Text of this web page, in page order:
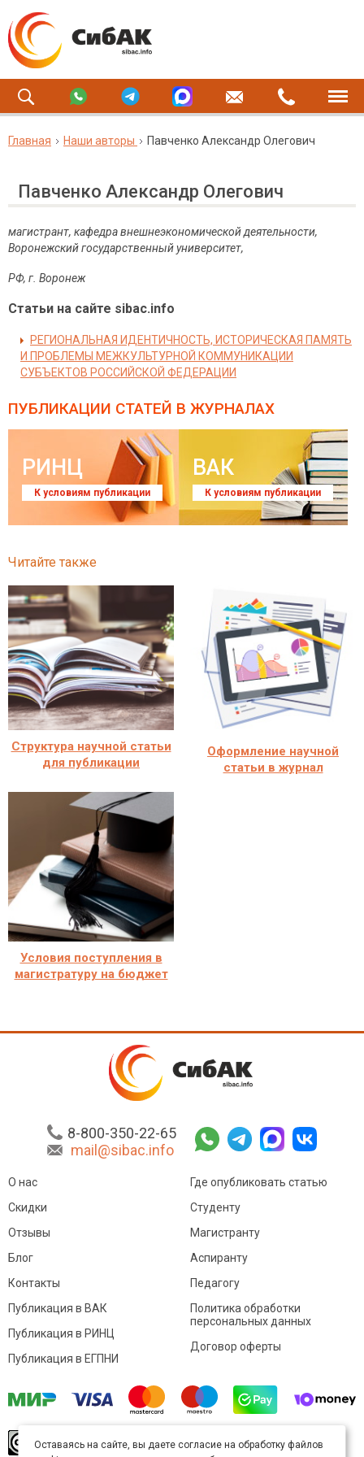
Главная Наши авторы Павченко Александр Олегович
Павченко Александр Олегович
магистрант, кафедра внешнеэкономической деятельности,
Воронежский государственный университет,
РФ, г. Воронеж
Статьи на сайте sibac.info
РЕГИОНАЛЬНАЯ ИДЕНТИЧНОСТЬ, ИСТОРИЧЕСКАЯ ПАМЯТЬ
И ПРОБЛЕМЫ МЕЖКУЛЬТУРНОЙ КОММУНИКАЦИИ
СУБЪЕКТОВ РОССИЙСКОЙ ФЕДЕРАЦИИ
ПУБЛИКАЦИИ СТАТЕЙ В ЖУРНАЛАХ
РИНЦ
К условиям публикации
ВАК
К условиям публикации
Читайте также
Структура научной статьи
для публикации
Оформление научной
статьи в журнал
Условия поступления в
магистратуру на бюджет
8-800-350-22-65
mail@sibac.info
О нас
Скидки
Отзывы
Блог
Контакты
Где опубликовать статью
Студенту
Магистранту
Аспиранту
Педагогу
Публикация в ВАК
Публикация в РИНЦ
Публикация в ЕГПНИ
Политика обработки
персональных данных
Договор оферты
произведение доступно полицензии Creative
Оставаясь на сайте, вы даете согласие на обработку файлов